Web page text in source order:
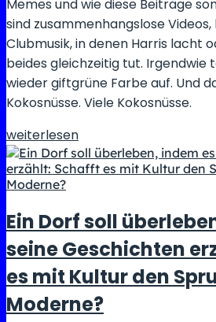
Memes und wie diese Beiträge
sind zusammenhangslose
Clubmusik, in denen Harris lacht
beides gleichzeitig tut. Irgendwie
wieder giftgrüne Farbe auf. Und
Kokosnüsse. Viele Kokosnüsse.
Trump
ist
nicht
bereit
für
Kamala
Harris’
«brat
girl
summer»:
weiterlesen
Ein Dorf soll
seine Geschichten
es mit Kultur den
Moderne?